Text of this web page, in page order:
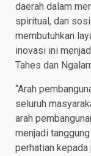
daerah dalam
spiritual, dan
membutuhkan
inovasi ini
Tahes dan
“Arah
seluruh
arah
menjadi
perhatian